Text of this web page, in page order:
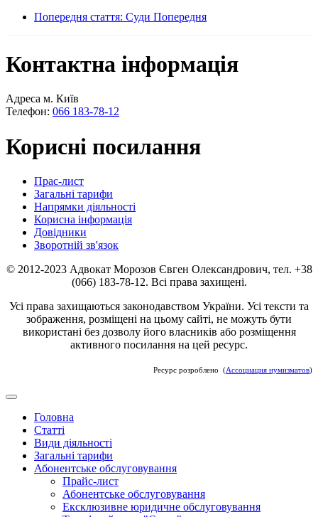
Попередня стаття: Суди Попередня
Контактна інформація
Адреса м. Київ
Телефон: 066 183-78-12
Корисні посилання
Прас-лист
Загальні тарифи
Напрямки діяльності
Корисна інформація
Довідники
Зворотній зв'язок
© 2012-2023 Адвокат Морозов Євген Олександрович, тел. +38
(066) 183-78-12. Всі права захищені.
Усі права захищаються законодавством України. Усі тексти та
зображення, розміщені на цьому сайті, не можуть бути
використані без дозволу його власників або розміщення
активного посилання на цей ресурс.
Ресурс розроблено (Ассоциация нумизматов)
Головна
Статті
Види діяльності
Загальні тарифи
Абонентське обслуговування
Прайс-лист
Абонентське обслуговування
Ексклюзивне юридичне обслуговування